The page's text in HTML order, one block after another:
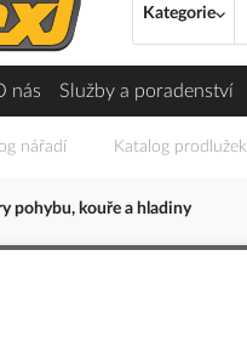
Kategorie
nás Služby a poradenství
nářadí Katalog prodlužek
pohybu, kouře a hladiny